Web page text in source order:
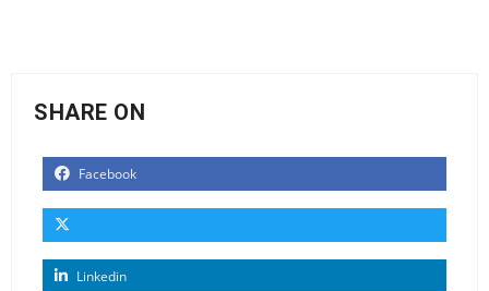
SHARE ON
Facebook
Linkedin